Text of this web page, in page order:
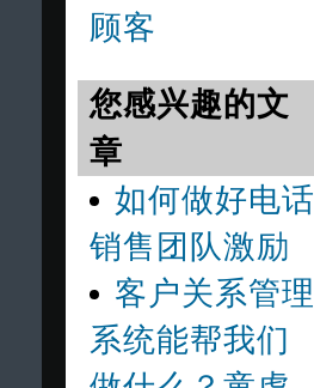
顾客
您感兴趣的文
章
如何做好电话
销售团队激励
客户关系管理
系统能帮我们